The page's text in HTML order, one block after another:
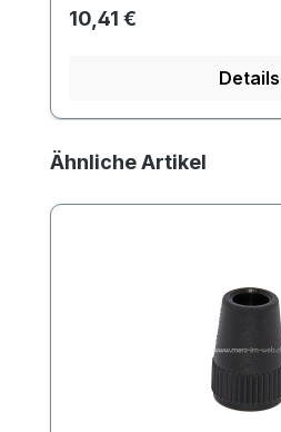
Regulärer Preis:
10,41 €
Details
Produktgalerie überspringen
Ähnliche Artikel